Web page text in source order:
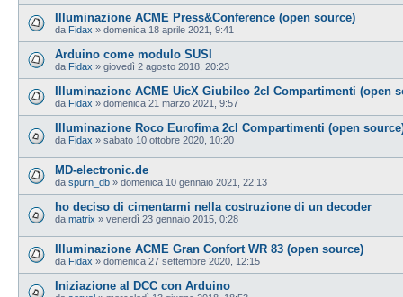
Illuminazione ACME Press&Conference (open source)
da Fidax » domenica 18 aprile 2021, 9:41
Arduino come modulo SUSI
da Fidax » giovedì 2 agosto 2018, 20:23
Illuminazione ACME UicX Giubileo 2cl Compartimenti (open
da Fidax » domenica 21 marzo 2021, 9:57
Illuminazione Roco Eurofima 2cl Compartimenti (open
da Fidax » sabato 10 ottobre 2020, 10:20
MD-electronic.de
da spurn_db » domenica 10 gennaio 2021, 22:13
ho deciso di cimentarmi nella costruzione di un decoder
da matrix » venerdì 23 gennaio 2015, 0:28
Illuminazione ACME Gran Confort WR 83 (open source)
da Fidax » domenica 27 settembre 2020, 12:15
Iniziazione al DCC con Arduino